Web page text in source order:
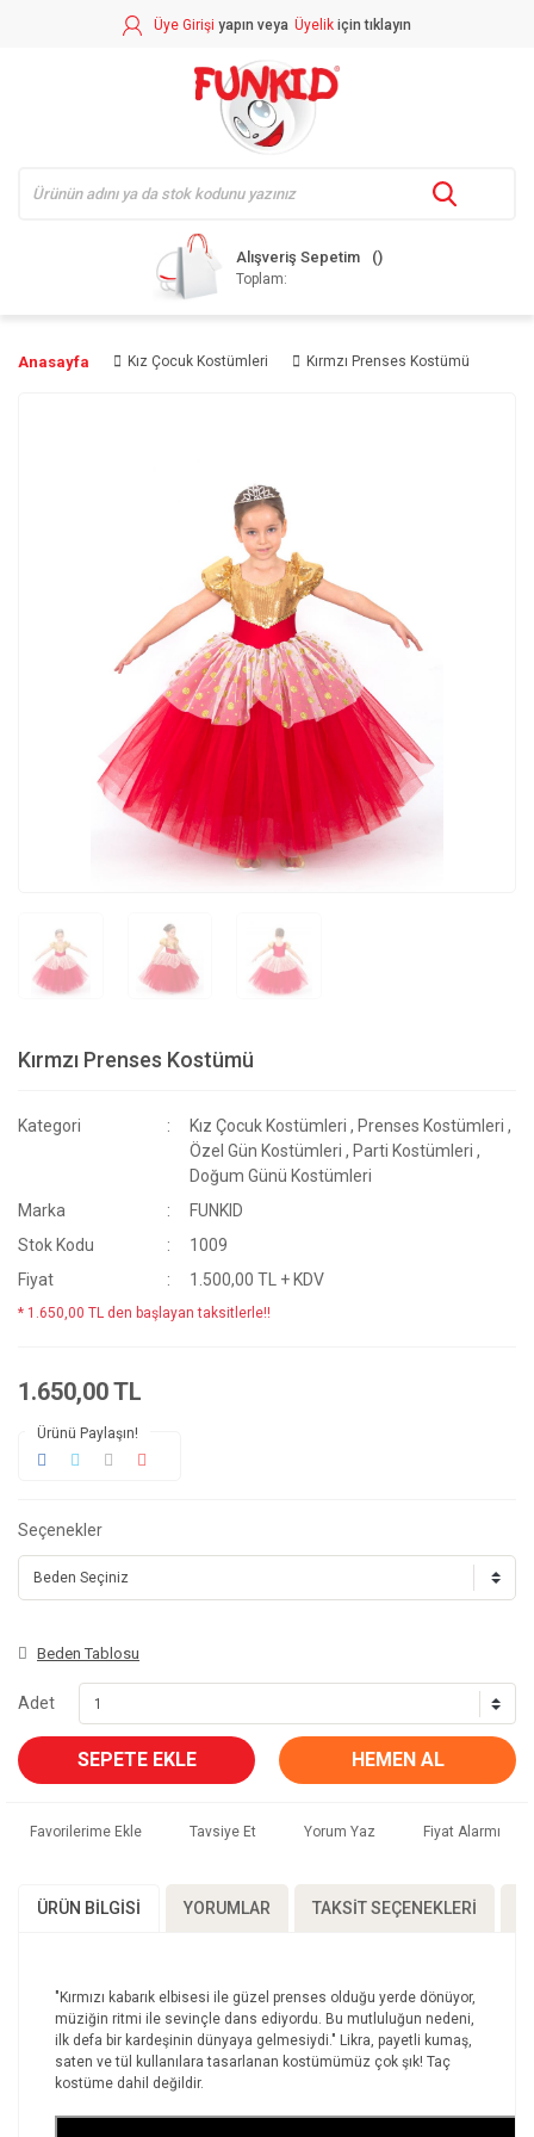
Üye Girişi yapın veya Üyelik için tıklayın
Alışveriş Sepetim
Toplam:
Anasayfa Kız Çocuk Kostümleri Kırmzı Prenses Kostümü
Kırmzı Prenses Kostümü
Kategori Kız Çocuk Kostümleri , Prenses Kostümleri ,
Özel Gün Kostümleri , Parti Kostümleri ,
Doğum Günü Kostümleri
Marka
FUNKID
Stok Kodu
1009
Fiyat
1.500,00 TL + KDV
* 1.650,00 TL den başlayan taksitlerle!!
1.650,00 TL
Ürünü Paylaşın!
Seçenekler
Beden Tablosu
Adet
SEPETE EKLE HEMEN AL
Tavsiye Et Yorum Yaz Fiyat Alarmı
ÜRÜN BILGISI YORUMLAR TAKSIT SEÇENEKLERI
"Kırmızı kabarık elbisesi ile güzel prenses olduğu yerde dönüyor,
müziğin ritmi ile sevinçle dans ediyordu. Bu mutluluğun nedeni,
ilk defa bir kardeşinin dünyaya gelmesiydi." Likra, payetli kumaş,
saten ve tül kullanılara tasarlanan kostümümüz çok şık! Taç
kostüme dahil değildir.